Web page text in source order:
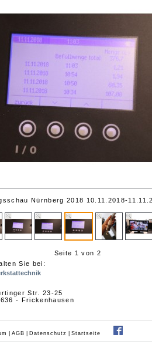
Nürnberg 2018 10.11.2018-
Seite 1 von 2
Sie bei:
Str. 23-25
- Frickenhausen
AGB Datenschutz Startseite